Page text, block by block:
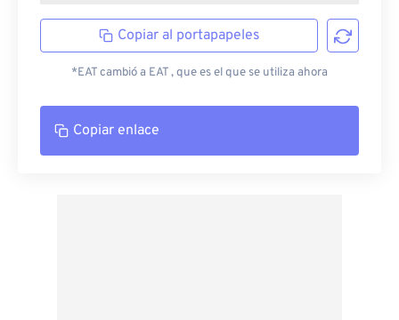
Copiar al portapapeles
*EAT cambió a EAT , que es el que se utiliza ahora
Copiar enlace